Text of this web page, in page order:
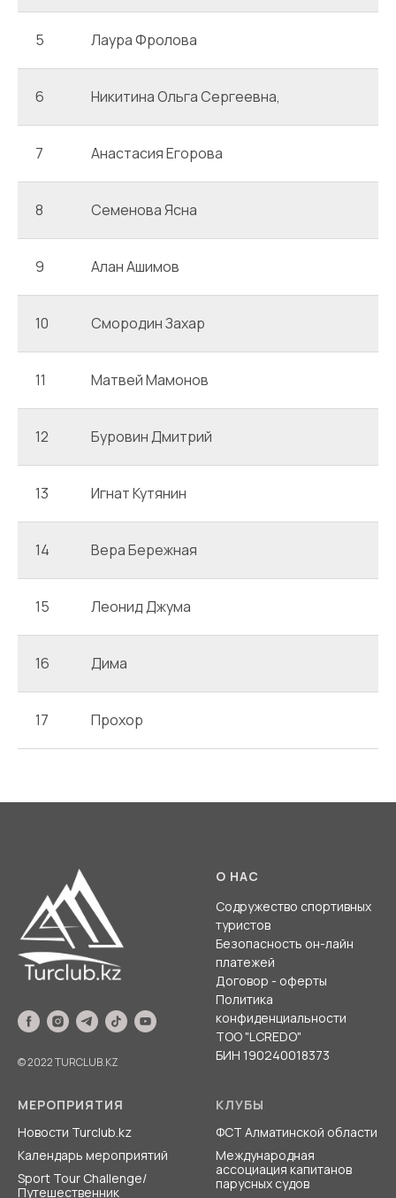
5 Лаура Фролова
6 Никитина Ольга Сергеевна,
7 Анастасия Егорова
8 Семенова Ясна
9 Алан Ашимов
10 Смородин Захар
11 Матвей Мамонов
12 Буровин Дмитрий
13 Игнат Кутянин
14 Вера Бережная
15 Леонид Джума
16 Дима
17 Прохор
© 2022 TURCLUB.KZ
О НАС
Содружество спортивных
туристов
Безопасность он-лайн
платежей
Договор - оферты
Политика
конфиденциальности
ТОО "LCREDO"
БИН 190240018373
МЕРОПРИЯТИЯ
Новости Turclub.kz
Календарь мероприятий
Sport Tour Challenge/
Путешественник
КЛУБЫ
ФСТ Алматинской области
Международная
ассоциация капитанов
парусных судов